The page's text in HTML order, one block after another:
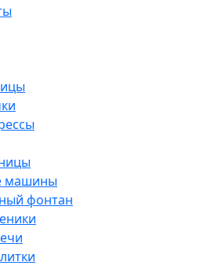
машины
фонтан